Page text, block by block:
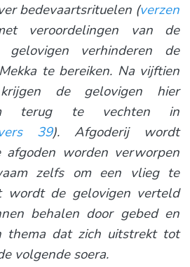
bedevaartsrituelen (verzen
veroordelingen van de
verhinderen de
te bereiken. Na vijftien
de gelovigen hier
terug te vechten in
39). Afgoderij wordt
afgoden worden verworpen
zelfs om een vlieg te
wordt de gelovigen verteld
behalen door gebed en
thema dat zich uitstrekt tot
volgende soera.